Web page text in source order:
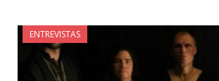
ENTREVISTAS